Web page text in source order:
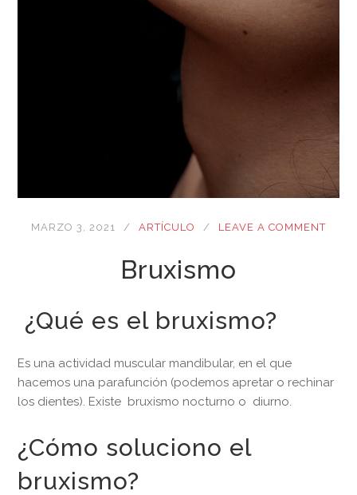
MARZO 3, 2021 ARTÍCULO LEAVE A COMMENT
Bruxismo
¿Qué es el bruxismo?
Es una actividad muscular mandibular, en el que
hacemos una parafunción (podemos apretar o rechinar
los dientes). Existe bruxismo nocturno o diurno.
¿Cómo soluciono el
bruxismo?